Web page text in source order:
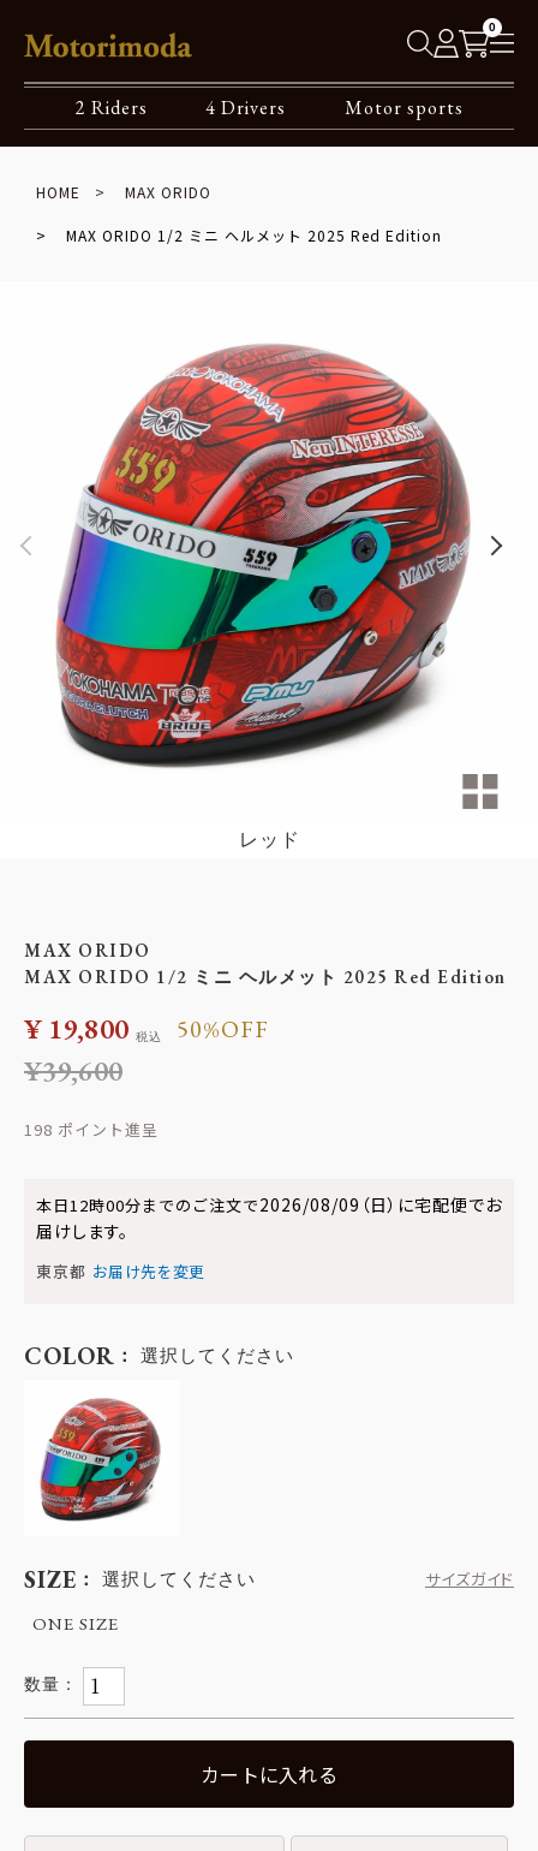
0
2 Riders 4 Drivers Motor sports
HOME MAX ORIDO
MAX ORIDO 1/2 ミニ ヘルメット 2025 Red Edition
レッド
MAX ORIDO
MAX ORIDO 1/2 ミニ ヘルメット 2025 Red Edition
¥39,600
50%OFF
¥ 19,800 税込
198
本日12時00分までのご注文で2026/08/09（日） に宅配便でお
届けします。
東京都 お届け先を変更
SIZE 選択してください
サイズガイド
ONE SIZE
COLOR 選択してください
カートに入れる